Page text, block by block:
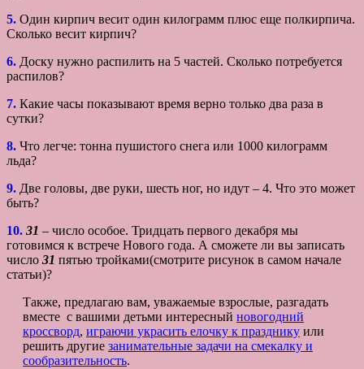
5. Один кирпич весит один килограмм плюс еще полкирпича.
Сколько весит кирпич?
6. Доску нужно распилить на 5 частей. Сколько потребуется
распилов?
7. Какие часы показывают время верно только два раза в
сутки?
8. Что легче: тонна пушистого снега или 1000 килограмм
льда?
9. Две головы, две руки, шесть ног, но идут – 4. Что это может
быть?
10. 31 – число особое. Тридцать первого декабря мы
готовимся к встрече Нового года. А сможете ли вы записать
число 31 пятью тройками(смотрите рисунок в самом начале
статьи)?
Также, предлагаю вам, уважаемые взрослые, разгадать
вместе с вашими детьми интересный новогодний
кроссворд, играючи украсить елочку к празднику или
решить другие занимательные задачи на смекалку и
сообразительность.